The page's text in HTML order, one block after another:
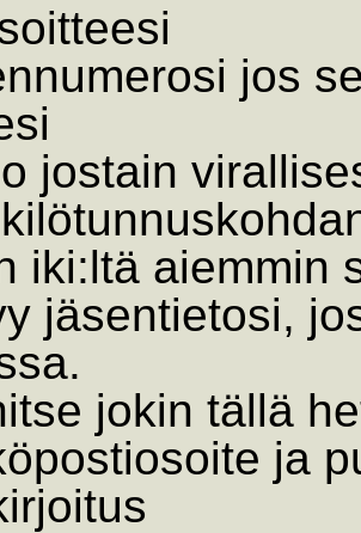
jos
jostain
iki:ltä aiemmin
jäsentietosi,
jokin tällä
ja